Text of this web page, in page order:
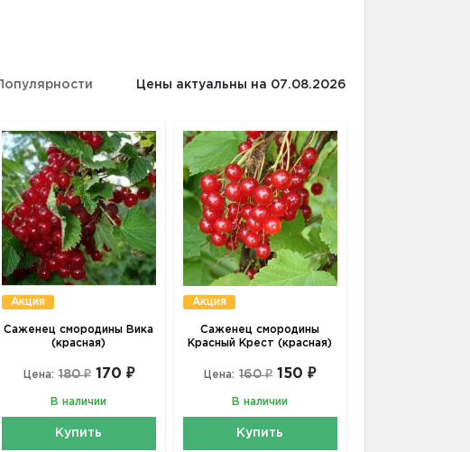
Популярности Цены актуальны на 07.08.2026
Акция
Саженец смородины Вика
(красная)
Цена: 180 ₽ 170 ₽
В наличии
Купить
Акция
Саженец смородины
Красный Крест (красная)
Цена: 160 ₽ 150 ₽
В наличии
Купить